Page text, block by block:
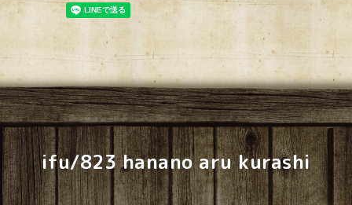
ifu/823 hanano aru kurashi